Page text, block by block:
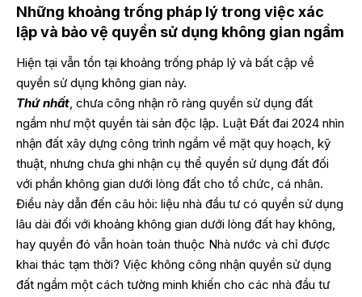
Những khoảng trống pháp lý trong việc xác
lập và bảo vệ quyền sử dụng không gian ngầm
Hiện tại vẫn tồn tại khoảng trống pháp lý và bất cập về
quyền sử dụng không gian này.
Thứ nhất, chưa công nhận rõ ràng quyền sử dụng đất
ngầm như một quyền tài sản độc lập. Luật Đất đai 2024 nhìn
nhận đất xây dựng công trình ngầm về mặt quy hoạch, kỹ
thuật, nhưng chưa ghi nhận cụ thể quyền sử dụng đất đối
với phần không gian dưới lòng đất cho tổ chức, cá nhân.
Điều này dẫn đến câu hỏi: liệu nhà đầu tư có quyền sử dụng
lâu dài đối với khoảng không gian dưới lòng đất hay không,
hay quyền đó vẫn hoàn toàn thuộc Nhà nước và chỉ được
khai thác tạm thời? Việc không công nhận quyền sử dụng
đất ngầm một cách tường minh khiến cho các nhà đầu tư